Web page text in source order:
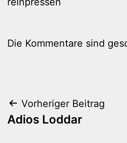
Die Kommentare sind
Vorheriger Beitrag
Adios Loddar